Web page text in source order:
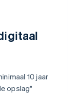
10 jaar
opslag"